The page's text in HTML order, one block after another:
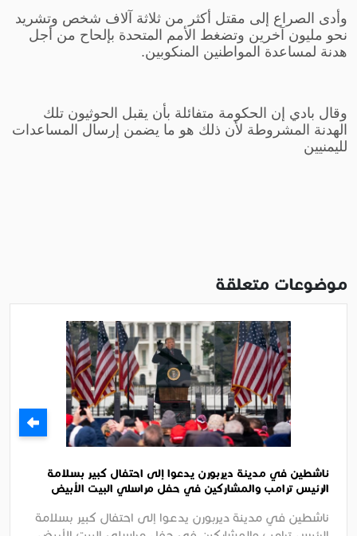
وأدى الصراع إلى مقتل أكثر من ثلاثة آلاف شخص وتشريد
نحو مليون آخرين وتضغط الأمم المتحدة بإلحاح من أجل
هدنة لمساعدة المواطنين المنكوبين.
وقال بادي إن الحكومة متفائلة بأن يقبل الحوثيون تلك
الهدنة المشروطة لأن ذلك هو ما يضمن إرسال المساعدات
لليمنيين
موضوعات متعلقة
ناشطين في مدينة ديربورن يدعوا إلى احتفال كبير بسلامة
الرئيس ترامب والمشاركين في حفل مراسلي البيت الأبيض
ناشطين في مدينة ديربورن يدعوا إلى احتفال كبير بسلامة